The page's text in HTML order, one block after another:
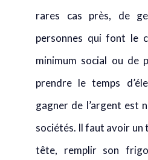
rares cas près, de
personnes qui font le
minimum social ou de
prendre le temps
gagner de l’argent est
sociétés. Il faut avoir un
tête, remplir son